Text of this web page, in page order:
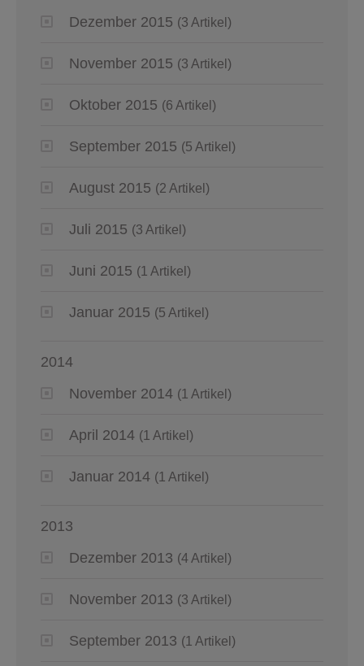
Dezember 2015 (3 Artikel)
November 2015 (3 Artikel)
Oktober 2015 (6 Artikel)
September 2015 (5 Artikel)
August 2015 (2 Artikel)
Juli 2015 (3 Artikel)
Juni 2015 (1 Artikel)
Januar 2015 (5 Artikel)
2014
November 2014 (1 Artikel)
April 2014 (1 Artikel)
Januar 2014 (1 Artikel)
2013
Dezember 2013 (4 Artikel)
November 2013 (3 Artikel)
September 2013 (1 Artikel)